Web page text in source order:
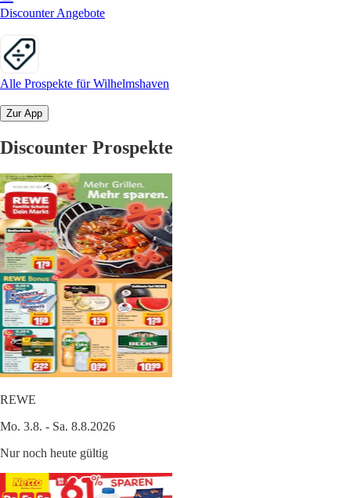
Discounter Angebote
Alle Prospekte für Wilhelmshaven
Zur App
Discounter Prospekte
REWE
Mo. 3.8. - Sa. 8.8.2026
Nur noch heute gültig